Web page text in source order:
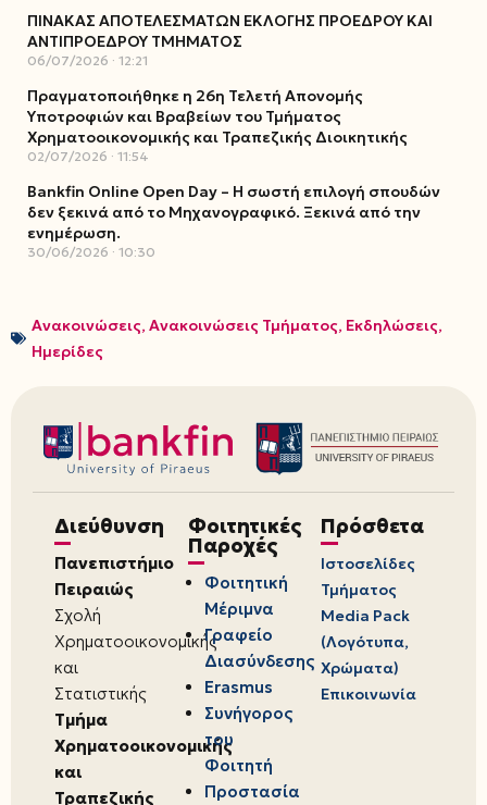
ΠΙΝΑΚΑΣ ΑΠΟΤΕΛΕΣΜΑΤΩΝ ΕΚΛΟΓΗΣ ΠΡΟΕΔΡΟΥ ΚΑΙ
ΑΝΤΙΠΡΟΕΔΡΟΥ ΤΜΗΜΑΤΟΣ
06/07/2026 12:21
Πραγματοποιήθηκε η 26η Τελετή Απονομής
Υποτροφιών και Βραβείων του Τμήματος
Χρηματοοικονομικής και Τραπεζικής Διοικητικής
02/07/2026 11:54
Bankfin Online Open Day – Η σωστή επιλογή σπουδών
δεν ξεκινά από το Μηχανογραφικό. Ξεκινά από την
ενημέρωση.
30/06/2026 10:30
Ανακοινώσεις, Ανακοινώσεις Τμήματος, Εκδηλώσεις,
Ημερίδες
Διεύθυνση
Πανεπιστήμιο
Πειραιώς
Σχολή
Χρηματοοικονομικής
και
Στατιστικής
Τμήμα
Χρηματοοικονομικής
και
Τραπεζικής
Φοιτητικές
Παροχές
Φοιτητική
Μέριμνα
Γραφείο
Διασύνδεσης
Erasmus
Συνήγορος
του
Φοιτητή
Προστασία
Πρόσθετα
Ιστοσελίδες
Τμήματος
Media Pack
(Λογότυπα,
Χρώματα)
Επικοινωνία